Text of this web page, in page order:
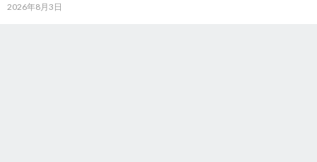
2026年8月3日